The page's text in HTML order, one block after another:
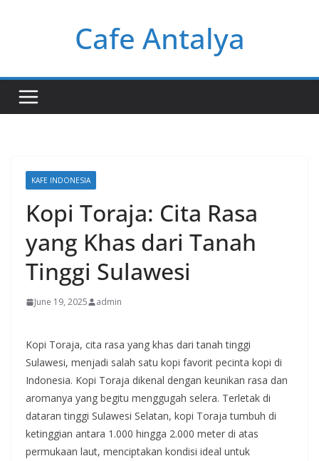
Cafe Antalya
KAFE INDONESIA
Kopi Toraja: Cita Rasa
yang Khas dari Tanah
Tinggi Sulawesi
June 19, 2025 admin
Kopi Toraja, cita rasa yang khas dari tanah tinggi
Sulawesi, menjadi salah satu kopi favorit pecinta kopi di
Indonesia. Kopi Toraja dikenal dengan keunikan rasa dan
aromanya yang begitu menggugah selera. Terletak di
dataran tinggi Sulawesi Selatan, kopi Toraja tumbuh di
ketinggian antara 1.000 hingga 2.000 meter di atas
permukaan laut, menciptakan kondisi ideal untuk